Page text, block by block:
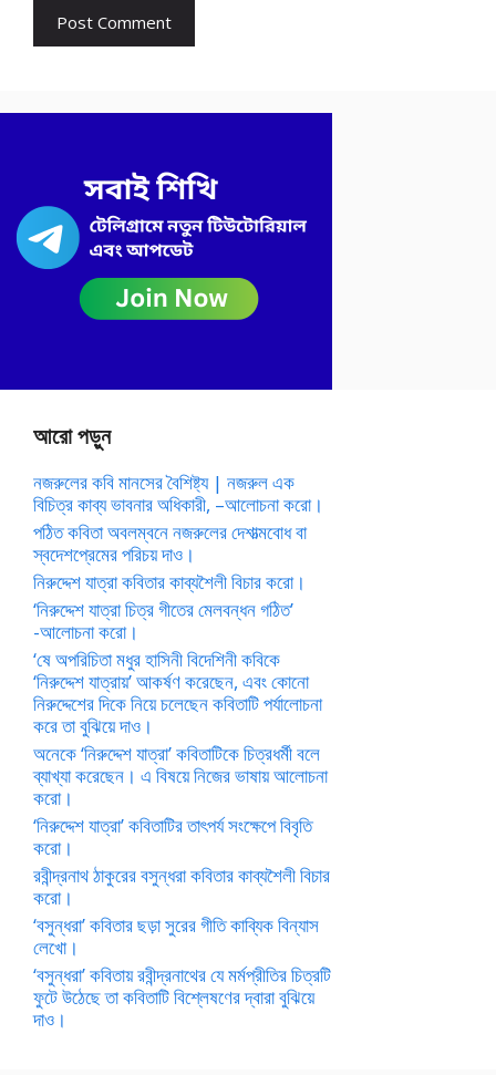
আরো পড়ুন
নজরুলের কবি মানসের বৈশিষ্ট্য | নজরুল এক
বিচিত্র কাব্য ভাবনার অধিকারী, –আলোচনা করো।
পঠিত কবিতা অবলম্বনে নজরুলের দেশাত্মবোধ বা
স্বদেশপ্রেমের পরিচয় দাও।
নিরুদ্দেশ যাত্রা কবিতার কাব্যশৈলী বিচার করো।
‘নিরুদ্দেশ যাত্রা চিত্র গীতের মেলবন্ধন গঠিত’
-আলোচনা করো।
‘ষে অপরিচিতা মধুর হাসিনী বিদেশিনী কবিকে
‘নিরুদ্দেশ যাত্রায়’ আকর্ষণ করেছেন, এবং কোনো
নিরুদ্দেশের দিকে নিয়ে চলেছেন কবিতাটি পর্যালোচনা
করে তা বুঝিয়ে দাও।
অনেকে ‘নিরুদ্দেশ যাত্রা’ কবিতাটিকে চিত্রধর্মী বলে
ব্যাখ্যা করেছেন। এ বিষয়ে নিজের ভাষায় আলোচনা
করো।
‘নিরুদ্দেশ যাত্রা’ কবিতাটির তাৎপর্য সংক্ষেপে বিবৃতি
করো।
রবীন্দ্রনাথ ঠাকুরের বসুন্ধরা কবিতার কাব্যশৈলী বিচার
করো।
‘বসুন্ধরা’ কবিতার ছড়া সুরের গীতি কাব্যিক বিন্যাস
লেখো।
‘বসুন্ধরা’ কবিতায় রবীন্দ্রনাথের যে মর্মপ্রীতির চিত্রটি
ফুটে উঠেছে তা কবিতাটি বিশ্লেষণের দ্বারা বুঝিয়ে
দাও।